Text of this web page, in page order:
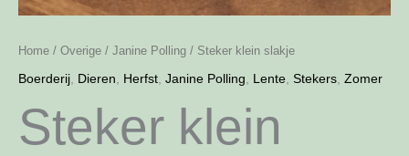
Home / Overige / Janine Polling / Steker klein slakje
Boerderij, Dieren, Herfst, Janine Polling, Lente, Stekers, Zomer
Steker klein